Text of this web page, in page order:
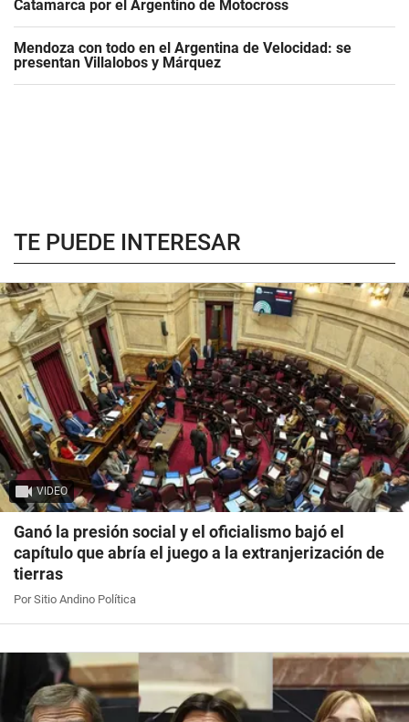
Catamarca por el Argentino de Motocross
Mendoza con todo en el Argentina de Velocidad: se
presentan Villalobos y Márquez
TE PUEDE INTERESAR
VIDEO
Ganó la presión social y el oficialismo bajó el
capítulo que abría el juego a la extranjerización de
tierras
Por Sitio Andino Política